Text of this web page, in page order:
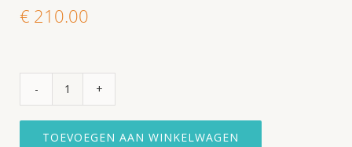
€ 210.00
Hapjesplateau
#9
aantal
TOEVOEGEN AAN WINKELWAGEN